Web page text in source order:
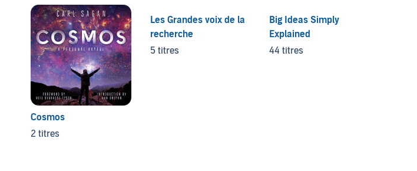
Cosmos
2 titres
Les Grandes voix de la
recherche
5 titres
Big Ideas Simply
Explained
44 titres